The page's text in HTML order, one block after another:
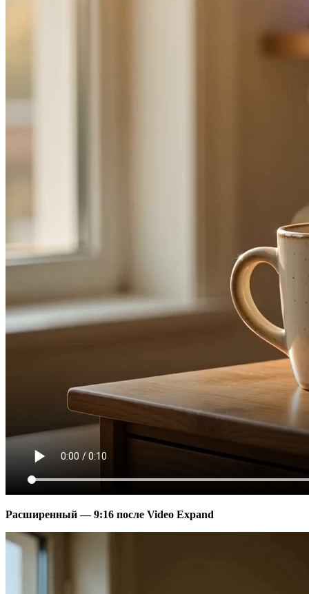
Расширенный — 9:16 после Video Expand